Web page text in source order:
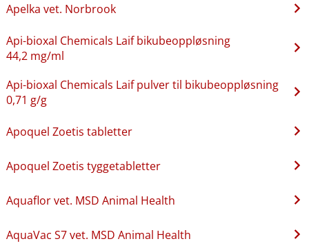
Apelka vet. Norbrook
Api-bioxal Chemicals Laif bikubeoppløsning
44,2 mg/ml
Api-bioxal Chemicals Laif pulver til bikubeoppløsning
0,71 g/g
Apoquel Zoetis tabletter
Apoquel Zoetis tyggetabletter
Aquaflor vet. MSD Animal Health
AquaVac S7 vet. MSD Animal Health